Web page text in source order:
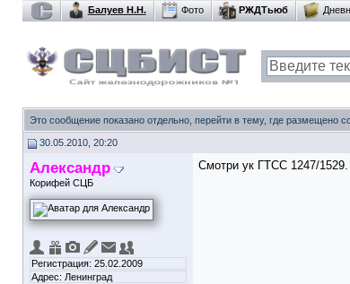
Балуев Н.Н. Фото РЖДТьюб
Это сообщение показано отдельно, перейти в тему, где размещено
30.05.2010, 20:20
Александр
Корифей СЦБ
Регистрация: 25.02.2009
Адрес: Ленинград
Смотри ук ГТСС 1247/